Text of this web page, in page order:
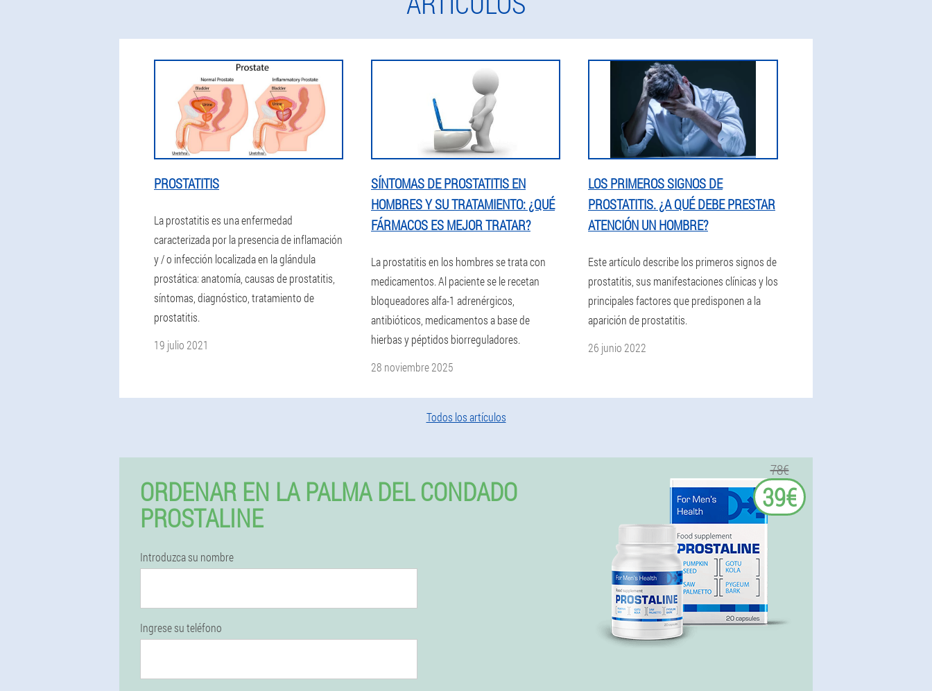
PROSTATITIS
La prostatitis es una enfermedad
caracterizada por la presencia de inflamación
y / o infección localizada en la glándula
prostática: anatomía, causas de prostatitis,
síntomas, diagnóstico, tratamiento de
prostatitis.
19 julio 2021
SÍNTOMAS DE PROSTATITIS EN
HOMBRES Y SU TRATAMIENTO: ¿QUÉ
FÁRMACOS ES MEJOR TRATAR?
La prostatitis en los hombres se trata con
medicamentos. Al paciente se le recetan
bloqueadores alfa-1 adrenérgicos,
antibióticos, medicamentos a base de
hierbas y péptidos biorreguladores.
28 noviembre 2025
LOS PRIMEROS SIGNOS DE
PROSTATITIS. ¿A QUÉ DEBE PRESTAR
ATENCIÓN UN HOMBRE?
Este artículo describe los primeros signos de
prostatitis, sus manifestaciones clínicas y los
principales factores que predisponen a la
aparición de prostatitis.
26 junio 2022
Todos los artículos
ORDENAR EN LA PALMA DEL CONDADO
PROSTALINE
Introduzca su nombre
Ingrese su teléfono
78€
39€